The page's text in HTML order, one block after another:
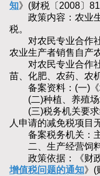
知》(财税〔2008〕
政策内容：农业生
税。
对农民专业合作社
农业生产者销售自产
对农民专业合作社
苗、化肥、农药、农
备案资料：(一)《
(二)种植、养殖场
(三)税务机关要求
人申请的减免税项目
备案税务机关：主
二、生产经营饲
政策依据：《财政
增值税问题的通知》(